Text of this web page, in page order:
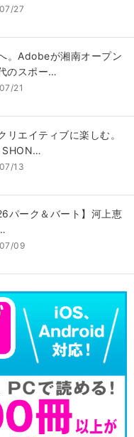
27
。Adobeが湘南オープン
のスポー…
21
リエイティブに楽しむ。
SHON…
13
パーク＆バート】河上恵
09